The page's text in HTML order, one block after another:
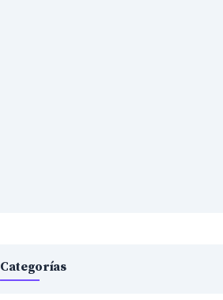
Categorías